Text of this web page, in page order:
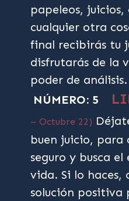
papeleos,
cualquier otra
final recibirás tu
disfrutarás de la
poder de análisis.
NÚMERO: 5
– Octubre 22)
buen juicio, para
seguro y busca
vida. Si lo haces,
solución positiva